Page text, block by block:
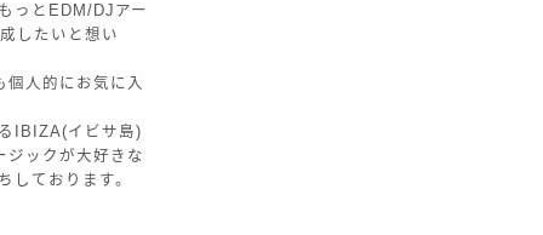
っとEDM/DJアー
したいと想い
人的にお気に入
IBIZA(イビサ島)
ジックが大好きな
しております。